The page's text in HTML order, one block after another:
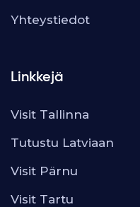
Yhteystiedot
Linkkejä
Visit Tallinna
Tutustu Latviaan
Visit Pärnu
Visit Tartu